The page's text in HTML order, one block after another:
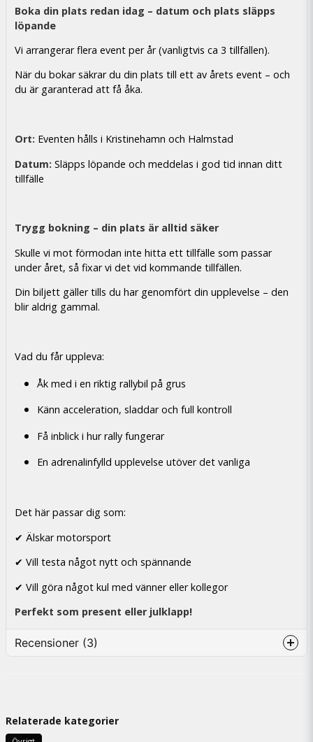
Boka din plats redan idag – datum och plats släpps
löpande
Vi arrangerar flera event per år (vanligtvis ca 3 tillfällen).
När du bokar säkrar du din plats till ett av årets event – och
du är garanterad att få åka.
Ort: Eventen hålls i Kristinehamn och Halmstad
Datum: Släpps löpande och meddelas i god tid innan ditt
tillfälle
Trygg bokning – din plats är alltid säker
Skulle vi mot förmodan inte hitta ett tillfälle som passar
under året, så fixar vi det vid kommande tillfällen.
Din biljett gäller tills du har genomfört din upplevelse – den
blir aldrig gammal.
Vad du får uppleva:
Åk med i en riktig rallybil på grus
Känn acceleration, sladdar och full kontroll
Få inblick i hur rally fungerar
En adrenalinfylld upplevelse utöver det vanliga
Det här passar dig som:
✔ Älskar motorsport
✔ Vill testa något nytt och spännande
✔ Vill göra något kul med vänner eller kollegor
Perfekt som present eller julklapp!
Recensioner (3)
härlig tur i gula faran
Relaterade kategorier